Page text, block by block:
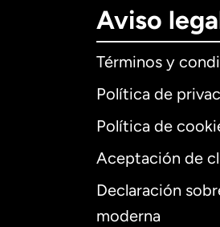
Aviso
Términos y
Política de
Política de
Aceptación de
Declaración
moderna